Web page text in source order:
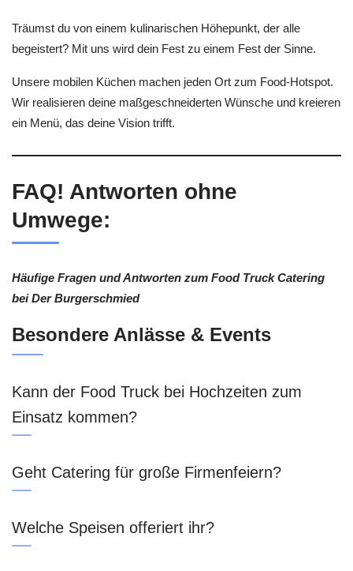
Träumst du von einem kulinarischen Höhepunkt, der alle
begeistert? Mit uns wird dein Fest zu einem Fest der Sinne.
Unsere mobilen Küchen machen jeden Ort zum Food-Hotspot.
Wir realisieren deine maßgeschneiderten Wünsche und kreieren
ein Menü, das deine Vision trifft.
FAQ! Antworten ohne
Umwege:
Häufige Fragen und Antworten zum Food Truck Catering
bei Der Burgerschmied
Besondere Anlässe & Events
Kann der Food Truck bei Hochzeiten zum
Einsatz kommen?
Geht Catering für große Firmenfeiern?
Welche Speisen offeriert ihr?